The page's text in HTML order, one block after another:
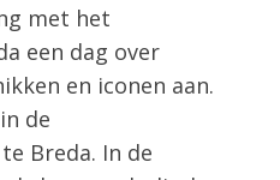
met het
een dag over
en iconen aan.
de
Breda. In de